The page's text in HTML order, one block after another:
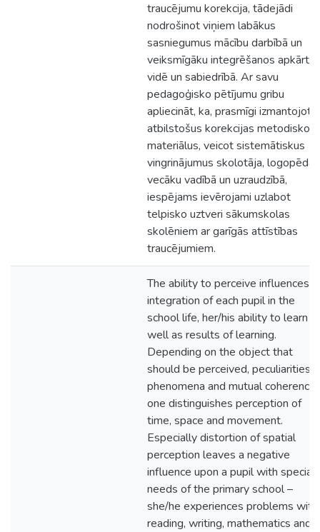
traucējumu korekcija, tādejādi
nodrošinot viņiem labākus
sasniegumus mācību darbībā un
veiksmīgāku integrēšanos
vidē un sabiedrībā. Ar savu
pedagoģisko pētījumu gribu
apliecināt, ka, prasmīgi izmantojot
atbilstošus korekcijas metodiskos
materiālus, veicot sistemātiskus
vingrinājumus skolotāja, logopēda,
vecāku vadībā un uzraudzībā,
iespējams ievērojami uzlabot
telpisko uztveri sākumskolas
skolēniem ar garīgās attīstības
traucējumiem.
The ability to perceive influences
integration of each pupil in the
school life, her/his ability to learn
well as results of learning.
Depending on the object that
should be perceived, peculiarities
phenomena and mutual coherence
one distinguishes perception of
time, space and movement.
Especially distortion of spatial
perception leaves a negative
influence upon a pupil with special
needs of the primary school –
she/he experiences problems with
reading, writing, mathematics and